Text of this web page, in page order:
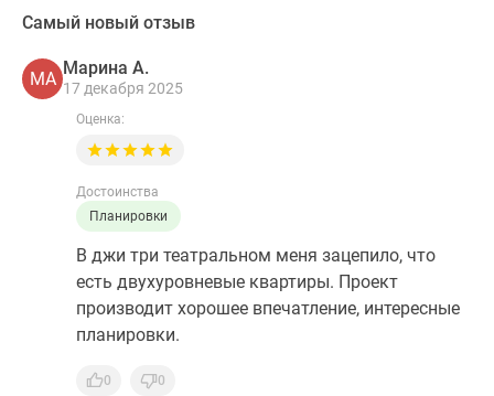
Самый новый отзыв
МА
Марина А.
17 декабря 2025
Оценка:
Достоинства
Планировки
В джи три театральном меня зацепило, что
есть двухуровневые квартиры. Проект
производит хорошее впечатление, интересные
планировки.
0 0